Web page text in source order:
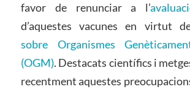
favor de renunciar a l’
d’aquestes vacunes en virtut
sobre Organismes
(OGM). Destacats científics i
recentment aquestes